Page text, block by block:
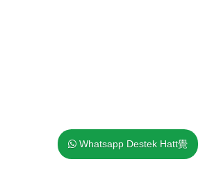
Whatsapp Destek Hatt覺